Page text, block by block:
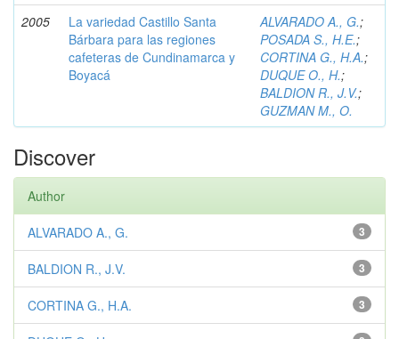
2005
La variedad Castillo Santa
Bárbara para las regiones
cafeteras de Cundinamarca y
Boyacá
ALVARADO A., G.;
POSADA S., H.E.;
CORTINA G., H.A.;
DUQUE O., H.;
BALDION R., J.V.;
GUZMAN M., O.
Discover
Author
3
ALVARADO A., G.
3
BALDION R., J.V.
3
CORTINA G., H.A.